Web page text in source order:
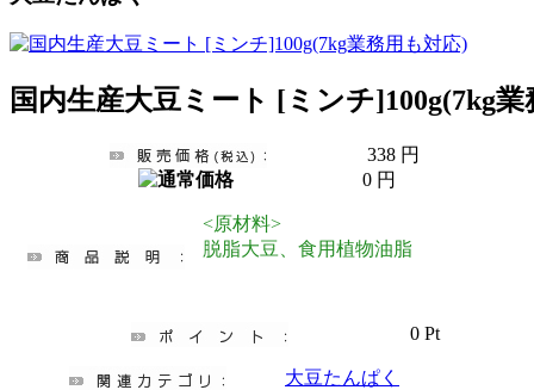
国内生産大豆ミート [ミンチ]100g(7kg
338 円
0 円
<原材料>
脱脂大豆、食用植物油脂
0 Pt
大豆たんぱく